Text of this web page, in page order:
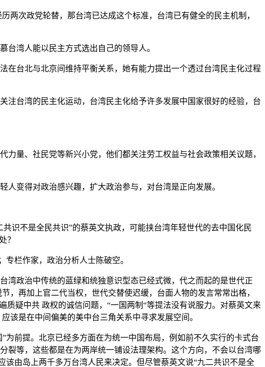
次政党轮替，那台湾已达成这个标准，台湾已有健全的民主机制，
台湾人能以民主方式选出自己的领导人。
在台北与北京间维持平衡关系，她有能力提出一个透过台湾民主化过程
注台湾的民主化运动，台湾民主化给予许多发展中国家很好的经验，台
量、社民党等新兴小党，他们都关注劳工权益与社会政策相关议题，
变得对政治感兴趣，扩大政治参与，对台湾是正向发展。
识不是全民共识”的蔡英文执政，可能挟台湾年轻世代的去中国化民
？
栏作家，政治分析人士陈破空。
湾政治中传统的蓝绿和统独意识型态已经式微，代之而起的是世代正
，再加上官二代当权，世代交替使迟缓，台面人物的发言常常出格，
疑中共 政权的诚信问题，“一国两制“等提法没有说服力。对蔡英文来
该是在中间偏美的美中台三角关系中寻求发展空间。
前提。北京已经多方面在为统一中国布局，例如前不久实行的卡式台
裂等，这些都是在为两岸统一铺设法理架构。这个方向，不会以台湾哪
由岛上两千多万台湾人民来决定。但尽管蔡英文说“九二共识不是全